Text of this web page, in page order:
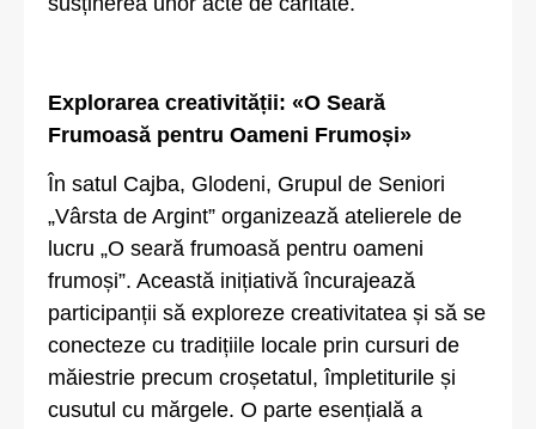
Explorarea creativității: «O Seară
Frumoasă pentru Oameni Frumoși»
În satul Cajba, Glodeni, Grupul de Seniori
„Vârsta de Argint” organizează atelierele de
lucru „O seară frumoasă pentru oameni
frumoși”. Această inițiativă încurajează
participanții să exploreze creativitatea și să se
conecteze cu tradițiile locale prin cursuri de
măiestrie precum croșetatul, împletiturile și
cusutul cu mărgele. O parte esențială a